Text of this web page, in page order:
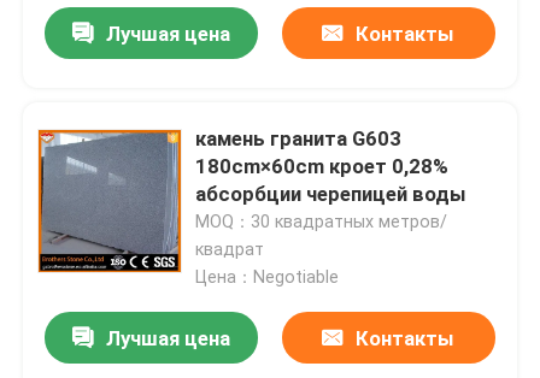
Плитки гранита каменные
Отполированный камень гранита
Пылаемый камень гранита
Мраморный каменный сляб
мраморная каменная плитка
Лучшая цена Контакты
камень гранита G603
180cm×60cm кроет 0,28%
абсорбции черепицей воды
MOQ：30 квадратных метров/
квадрат
Цена：Negotiable
Лучшая цена Контакты